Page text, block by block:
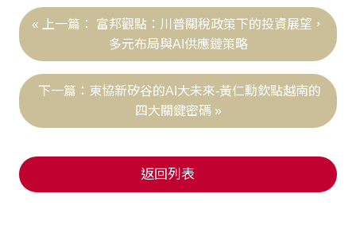
富邦觀點：川普關稅政策下的投資展望，
多元布局與AI供應鏈策略
東協新矽谷的AI大未來-黃仁勳欽點越南的
四大關鍵密碼
返回列表